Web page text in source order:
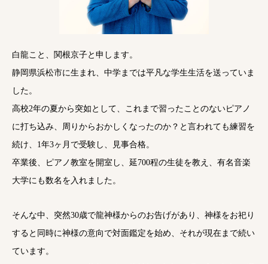
白龍こと、関根京子と申します。
静岡県浜松市に生まれ、中学までは平凡な学生生活を送っていま
した。
高校2年の夏から突如として、これまで習ったことのないピアノ
に打ち込み、周りからおかしくなったのか？と言われても練習を
続け、1年3ヶ月で受験し、見事合格。
卒業後、ピアノ教室を開室し、延700程の生徒を教え、有名音楽
大学にも数名を入れました。
そんな中、突然30歳で龍神様からのお告げがあり、神様をお祀り
すると同時に神様の意向で対面鑑定を始め、それが現在まで続い
ています。